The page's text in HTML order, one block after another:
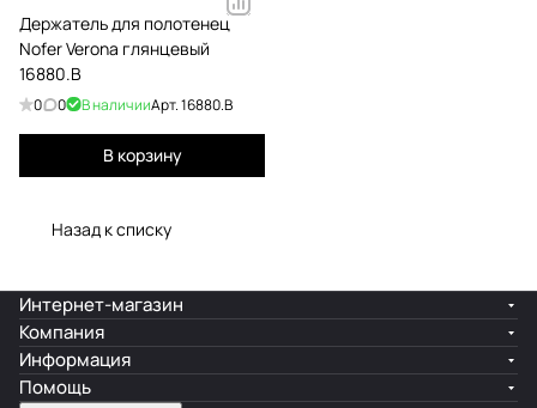
Держатель для полотенец
Nofer Verona глянцевый
16880.B
0 0 В наличииАрт.16880.B
В корзину
Назад к списку
Интернет-магазин
Компания
Информация
Помощь